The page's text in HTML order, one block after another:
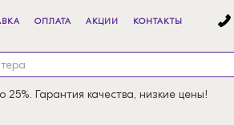
ОПЛАТА АКЦИИ КОНТАКТЫ
Гарантия качества, низкие цены!